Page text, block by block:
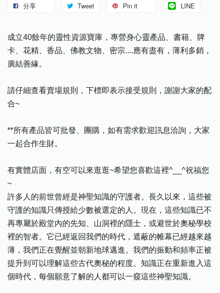
分享 Tweet Pin it LINE
成立40餘年的靈性資源寶庫，專營身心靈產品、書籍、牌
卡、花精、香品、佛教文物、密宗....應有盡有，薄利多銷，
廣結善緣。
請仔細查看賣場規則，下標即表示接受規則，謝謝大家的配
合~
**所有產品皆可批發、團購，如有需求歡迎訊息洽詢，大家
一起合作生財。
有實體店面，有空可以來逛逛~希望您喜歡這裡^__^祝福您
~
許多人的前世曾經是神聖知識的守護者。長久以來，這些被
守護的知識只傳授給少數被選定的人。現在，這些知識已不
再專屬於殿堂內的先知、山洞裡的隱士，或避世於奧秘學校
裡的智者。它已經返回我們的時代，遮蔽的帷幕已經越來越
薄，我們正在覺醒並朝新地球邁進。我們的振動和頻率正被
提升到可以理解這些古代奧秘的程度。知識正在重新進入這
個時代，每個願意了解的人都可以一窺這些神聖知識。